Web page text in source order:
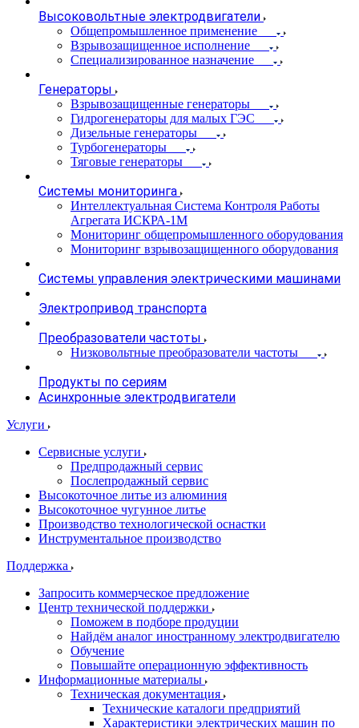
Высоковольтные электродвигатели
Общепромышленное применение
Взрывозащищенное исполнение
Специализированное назначение
Генераторы
Взрывозащищенные генераторы
Гидрогенераторы для малых ГЭС
Дизельные генераторы
Турбогенераторы
Тяговые генераторы
Системы мониторинга
Интеллектуальная Система Контроля Работы
Агрегата ИСКРА-1М
Мониторинг общепромышленного оборудования
Мониторинг взрывозащищенного оборудования
Системы управления электрическими машинами
Электропривод транспорта
Преобразователи частоты
Низковольтные преобразователи частоты
Продукты по сериям
Асинхронные электродвигатели
Услуги
Сервисные услуги
Предпродажный сервис
Послепродажный сервис
Высокоточное литье из алюминия
Высокоточное чугунное литье
Производство технологической оснастки
Инструментальное производство
Поддержка
Запросить коммерческое предложение
Центр технической поддержки
Поможем в подборе продуции
Найдём аналог иностранному электродвигателю
Обучение
Повышайте операционную эффективность
Информационные материалы
Техническая документация
Технические каталоги предприятий
Характеристики электрических машин по